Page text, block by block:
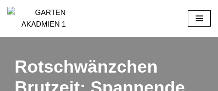
to
Rotschwänzchen